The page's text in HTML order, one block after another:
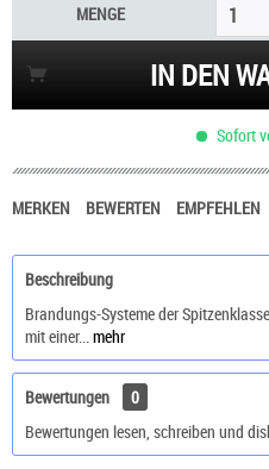
MENGE 1
IN DEN
Sofort
MERKEN BEWERTEN EMPFEHLEN
Beschreibung
Brandungs-Systeme der
mit einer...mehr
Bewertungen
0
Bewertungen lesen, schreiben und